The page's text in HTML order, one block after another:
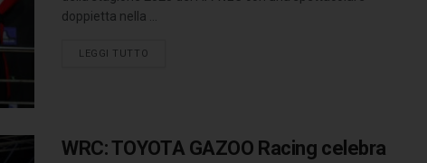
doppietta nella ...
LEGGI TUTTO
WRC: TOYOTA GAZOO Racing celebra